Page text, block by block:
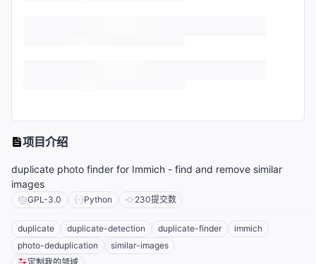
项目介绍
duplicate photo finder for Immich - find and remove similar
images
GPL-3.0 Python 230提交数
duplicate duplicate-detection duplicate-finder
immich
photo-deduplication
similar-images